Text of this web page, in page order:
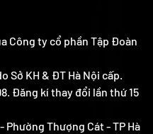
Công ty cổ phần Tập Đoàn
Sở KH & ĐT Hà Nội cấp.
Đăng kí thay đổi lần thứ 15
Phường Thượng Cát - TP Hà